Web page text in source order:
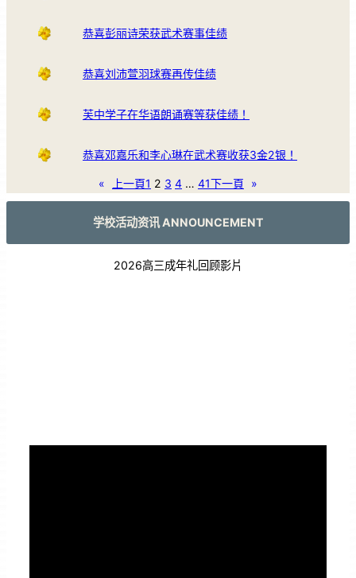
恭喜彭丽诗荣获武术赛事佳绩
恭喜刘沛萱羽球赛再传佳绩
芙中学子在华语朗诵赛等获佳绩！
恭喜邓嘉乐和李心琳在武术赛收获3金2银！
« 上一頁1 2 3 4 … 41下一頁 »
学校活动资讯 ANNOUNCEMENT
2026高三成年礼回顾影片